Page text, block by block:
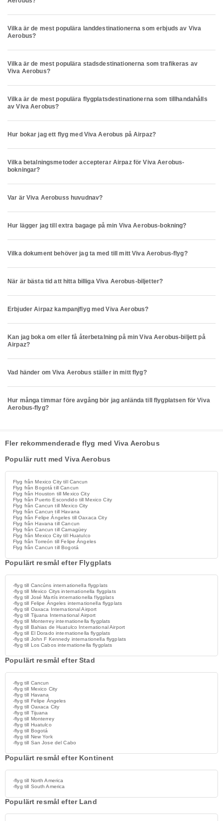
Vilka är de mest populära landdestinationerna som erbjuds av Viva
Aerobus?
Vilka är de mest populära stadsdestinationerna som trafikeras av
Viva Aerobus?
Vilka är de mest populära flygplatsdestinationerna som tillhandahålls
av Viva Aerobus?
Hur bokar jag ett flyg med Viva Aerobus på Airpaz?
Vilka betalningsmetoder accepterar Airpaz för Viva Aerobus-
bokningar?
Var är Viva Aerobuss huvudnav?
Hur lägger jag till extra bagage på min Viva Aerobus-bokning?
Vilka dokument behöver jag ta med till mitt Viva Aerobus-flyg?
När är bästa tid att hitta billiga Viva Aerobus-biljetter?
Erbjuder Airpaz kampanjflyg med Viva Aerobus?
Kan jag boka om eller få återbetalning på min Viva Aerobus-biljett på
Airpaz?
Vad händer om Viva Aerobus ställer in mitt flyg?
Hur många timmar före avgång bör jag anlända till flygplatsen för Viva
Aerobus-flyg?
Fler rekommenderade flyg med Viva Aerobus
Populär rutt med Viva Aerobus
Flyg från Mexico City till Cancun
Flyg från Bogotá till Cancun
Flyg från Houston till Mexico City
Flyg från Puerto Escondido till Mexico City
Flyg från Cancun till Mexico City
Flyg från Cancun till Havana
Flyg från Felipe Ángeles till Oaxaca City
Flyg från Havana till Cancun
Flyg från Cancun till Camagüey
Flyg från Mexico City till Huatulco
Flyg från Torreón till Felipe Ángeles
Flyg från Cancun till Bogotá
Populärt resmål efter Flygplats
-flyg till Cancúns internationella flygplats
-flyg till Mexico Citys internationella flygplats
-flyg till José Martís internationella flygplats
-flyg till Felipe Ángeles internationella flygplats
-flyg till Oaxaca International Airport
-flyg till Tijuana International Airport
-flyg till Monterrey internationella flygplats
-flyg till Bahias de Huatulco International Airport
-flyg till El Dorado internationella flygplats
-flyg till John F Kennedy internationella flygplats
-flyg till Los Cabos internationella flygplats
Populärt resmål efter Stad
-flyg till Cancun
-flyg till Mexico City
-flyg till Havana
-flyg till Felipe Ángeles
-flyg till Oaxaca City
-flyg till Tijuana
-flyg till Monterrey
-flyg till Huatulco
-flyg till Bogotá
-flyg till New York
-flyg till San Jose del Cabo
Populärt resmål efter Kontinent
-flyg till North America
-flyg till South America
Populärt resmål efter Land